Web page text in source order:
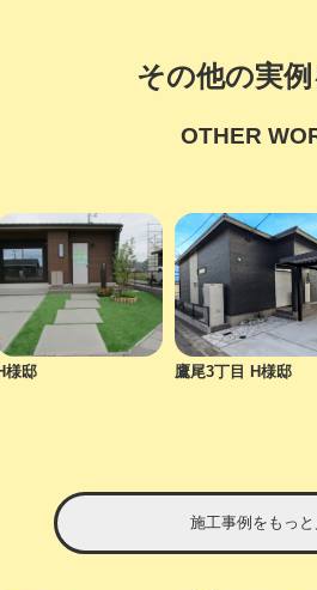
その他の実
OTHER
鷹尾3丁目 H様邸
施工事例をもっと